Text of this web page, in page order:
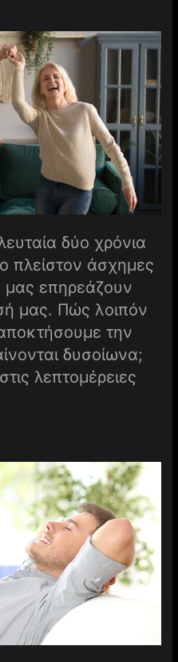
δύο χρόνια
πλείστον άσχημες
μας επηρεάζουν
μας. Πώς λοιπόν
την
δυσοίωνα;
λεπτομέρειες